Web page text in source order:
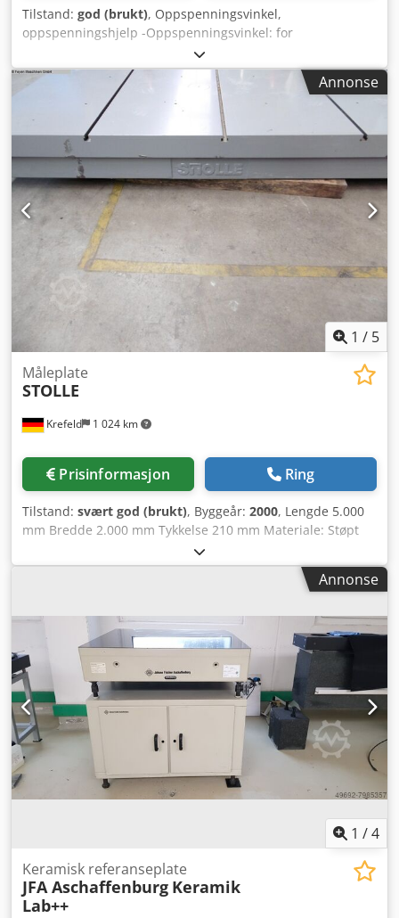
Tilstand: god (brukt), Oppspenningsvinkel,
oppspenningshjelp -Oppspenningsvinkel: for
emneoppspenning -Veggtykkelse: 24 mm -Mål:
300/205/H635 mm Dsdpfx Asy Iwademxjkr -Vekt: 62 kg
Annonse
1 / 5
Krefeld 1 024 km
Måleplate
STOLLE
Prisinformasjon Ring
Tilstand: svært god (brukt), Byggeår: 2000, Lengde 5.000
mm Bredde 2.000 mm Tykkelse 210 mm Materiale: Støpt
stål Styring: Totalt effektbehov: kW Dkjdst Smhvspfx Amxor
Vekt: 6 t Plassbehov ca.: m Nærmest som ny måleplate,
med integrerte justeringspunkter, 3 langsgående T-spor,
Annonse
1 /4
Keramisk referanseplate
JFA Aschaffenburg Keramik
Lab++